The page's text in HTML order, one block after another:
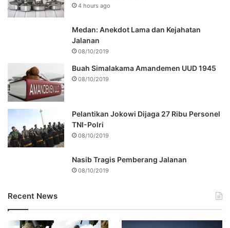
4 hours ago
Medan: Anekdot Lama dan Kejahatan
Jalanan
08/10/2019
Buah Simalakama Amandemen UUD 1945
08/10/2019
Pelantikan Jokowi Dijaga 27 Ribu Personel
TNI-Polri
08/10/2019
Nasib Tragis Pemberang Jalanan
08/10/2019
Recent News